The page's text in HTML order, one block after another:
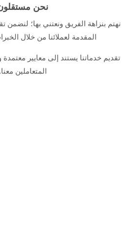
نحن
نهتم بنزاهة الفريق ونعتني بها؛
المقدمة لعملائنا من خلال
تقديم خدماتنا يستند إلى معايير
المتعاملين معنا.